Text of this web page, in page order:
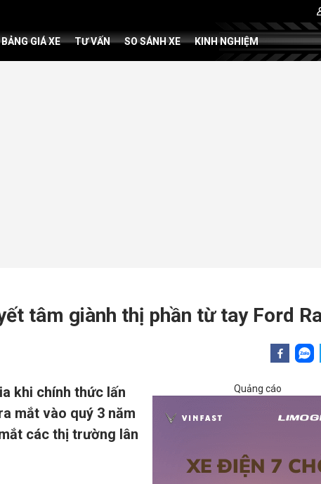
BẢNG GIÁ XE TƯ VẤN SO SÁNH XE KINH NGHIỆM
tâm giành thị phần từ tay Ford
khi chính thức lấn
mắt vào quý 3 năm
các thị trường lân
Quảng cáo